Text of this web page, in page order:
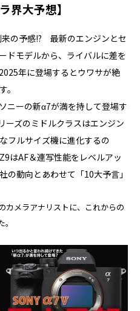
界大予想】
の予感!? 最新のエンジンとセ
ドモデルから、ライバルに差を
年に登場するとウワサが絶
。
ニーの新α7が満を持して登場す
ズのミドルクラスはエンジン
フルサイズ機に進化するの
はAF＆連写性能をレベルアッ
動向とあわせて「10大予言」
カメラアナリストに、これからの